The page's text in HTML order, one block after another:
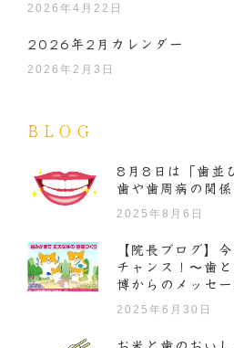
2026年4月22日
2026年2月カレンダー
2026年2月3日
BLOG
8月8日は「歯並
歯や歯周病の関係
2025年8月6日
【院長ブログ】
チャンス！〜歯
博からのメッセー
2025年6月30日